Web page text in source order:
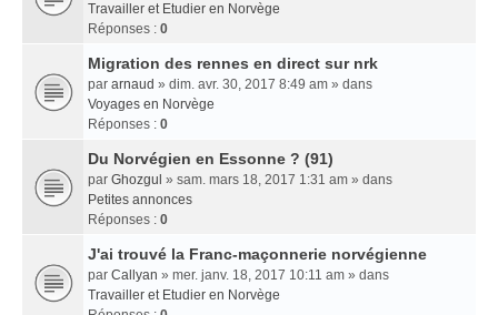
Travailler et Etudier en Norvège
Réponses : 0
Migration des rennes en direct sur nrk
par arnaud » dim. avr. 30, 2017 8:49 am » dans
Voyages en Norvège
Réponses : 0
Du Norvégien en Essonne ? (91)
par Ghozgul » sam. mars 18, 2017 1:31 am » dans
Petites annonces
Réponses : 0
J'ai trouvé la Franc-maçonnerie norvégienne
par Callyan » mer. janv. 18, 2017 10:11 am » dans
Travailler et Etudier en Norvège